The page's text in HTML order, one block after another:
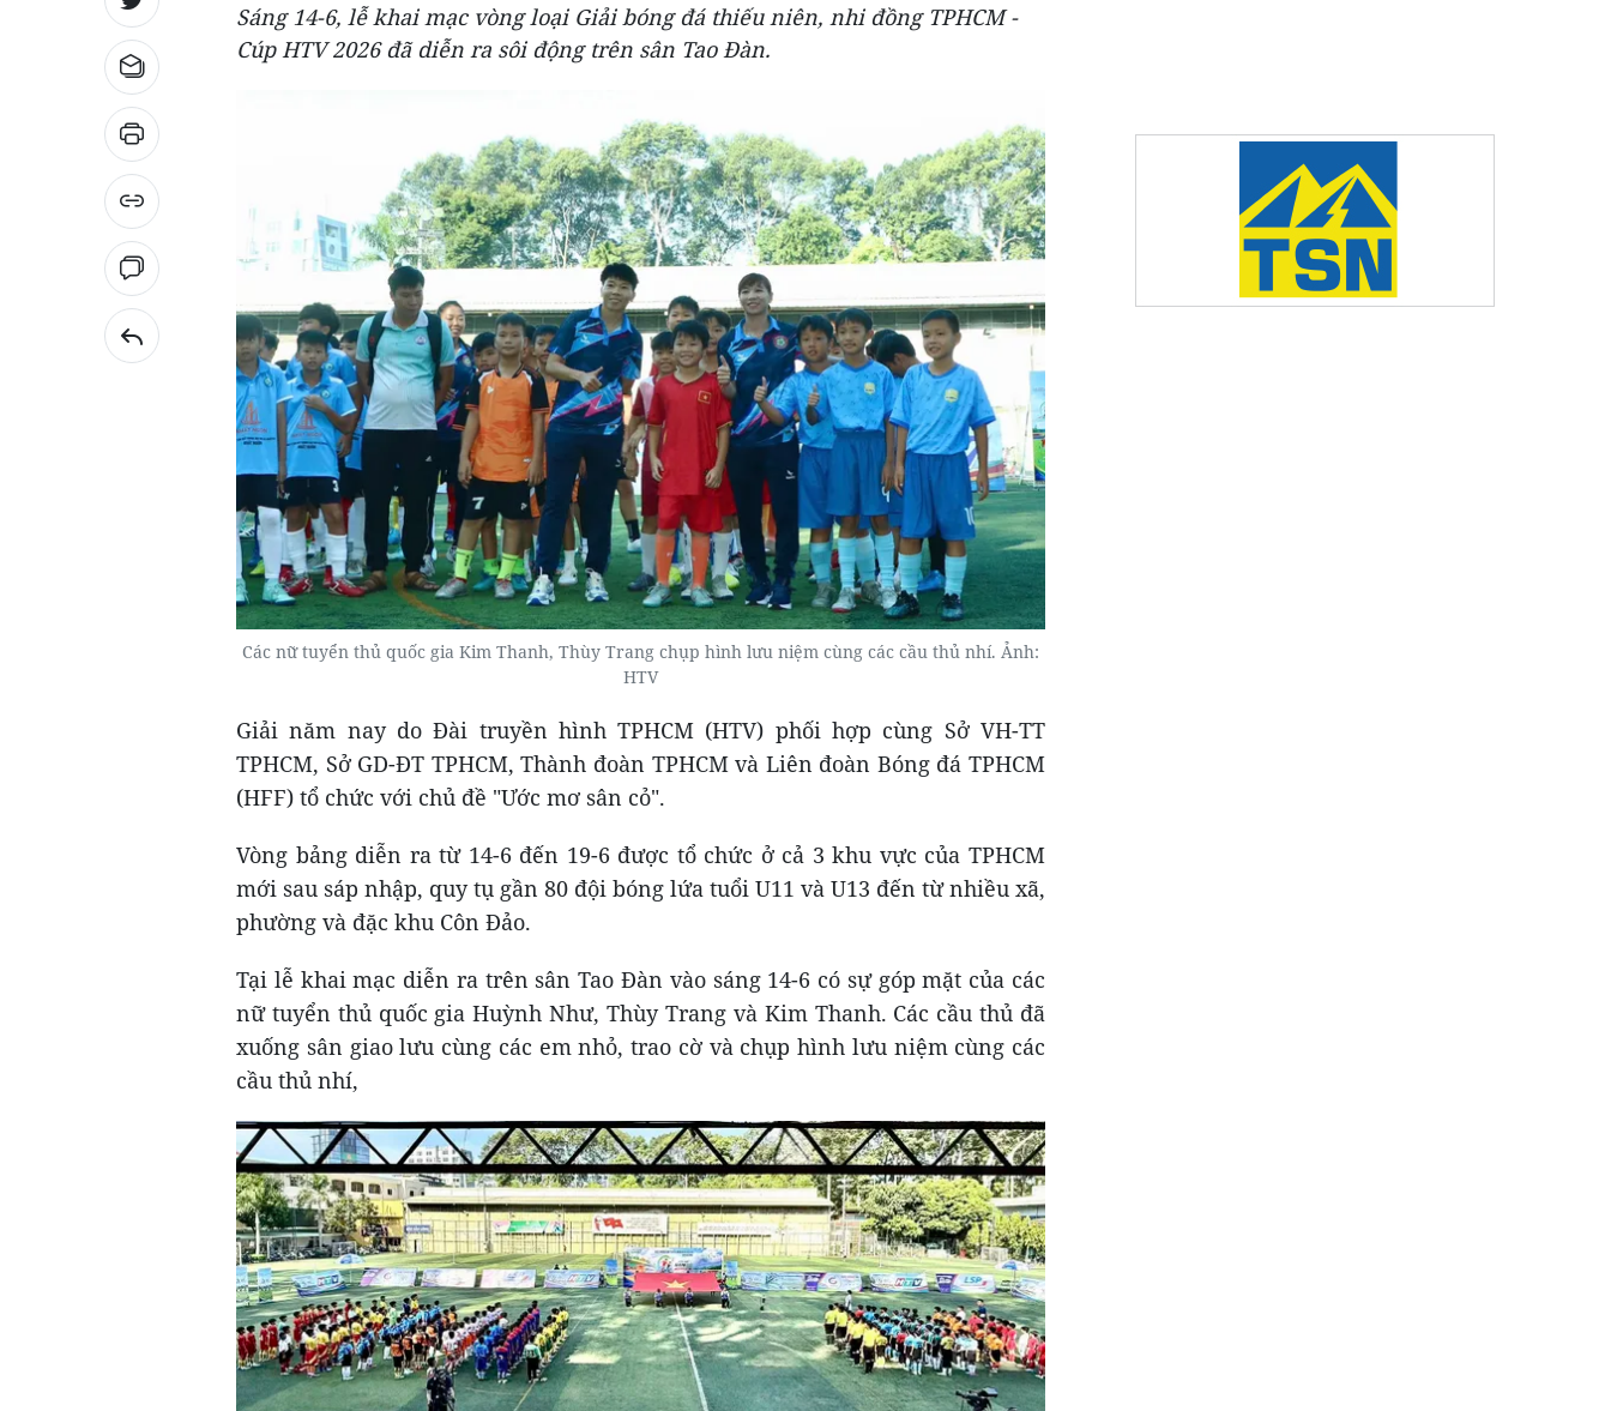
Sáng 14-6, lễ khai mạc vòng loại Giải bóng đá thiếu niên, nhi đồng TPHCM -
Cúp HTV 2026 đã diễn ra sôi động trên sân Tao Đàn.
Các nữ tuyển thủ quốc gia Kim Thanh, Thùy Trang chụp hình lưu niệm cùng các cầu thủ nhí. Ảnh:
HTV
Giải năm nay do Đài truyền hình TPHCM (HTV) phối hợp cùng Sở VH-TT
TPHCM, Sở GD-ĐT TPHCM, Thành đoàn TPHCM và Liên đoàn Bóng đá TPHCM
(HFF) tổ chức với chủ đề "Ước mơ sân cỏ".
Vòng bảng diễn ra từ 14-6 đến 19-6 được tổ chức ở cả 3 khu vực của TPHCM
mới sau sáp nhập, quy tụ gần 80 đội bóng lứa tuổi U11 và U13 đến từ nhiều xã,
phường và đặc khu Côn Đảo.
Tại lễ khai mạc diễn ra trên sân Tao Đàn vào sáng 14-6 có sự góp mặt của các
nữ tuyển thủ quốc gia Huỳnh Như, Thùy Trang và Kim Thanh. Các cầu thủ đã
xuống sân giao lưu cùng các em nhỏ, trao cờ và chụp hình lưu niệm cùng các
cầu thủ nhí,